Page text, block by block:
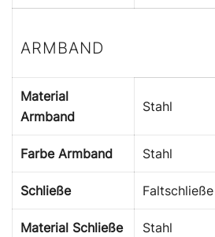
ARMBAND
Material
Armband
Stahl
Farbe Armband Stahl
Schließe Faltschließe
Material Schließe Stahl